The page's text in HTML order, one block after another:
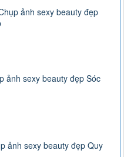
ảnh sexy beauty đẹp
ảnh sexy beauty đẹp Sóc
ảnh sexy beauty đẹp Quy